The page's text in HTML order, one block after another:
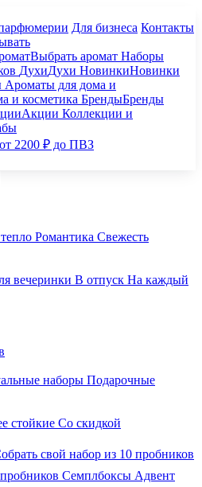
Для бизнеса Контакты
Выбрать аромат Наборы
ДухиДухи НовинкиНовинки
Ароматы для дома и
и косметика БрендыБренды
Акции Коллекции и
от 2200 ₽ до ПВЗ
Романтика Свежесть
вечеринки В отпуск На каждый
наборы Подарочные
стойкие Со скидкой
свой набор из 10 пробников
Семплбоксы Адвент